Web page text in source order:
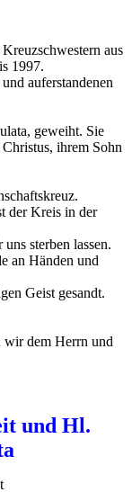
aus
1997.
auferstandenen
geweiht. Sie
ihrem Sohn
der Kreis in der
sterben lassen.
an Händen und
Geist gesandt.
wir dem Herrn und
und Hl.